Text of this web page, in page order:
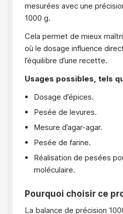
mesurées avec une
1000 g.
Cela permet de mieux
où le dosage influence
l’équilibre d’une recette.
Usages possibles, tels
Dosage d’épices.
Pesée de levures.
Mesure d’agar-agar.
Pesée de farine.
Réalisation de pesées
moléculaire.
Pourquoi choisir ce
La balance de précision